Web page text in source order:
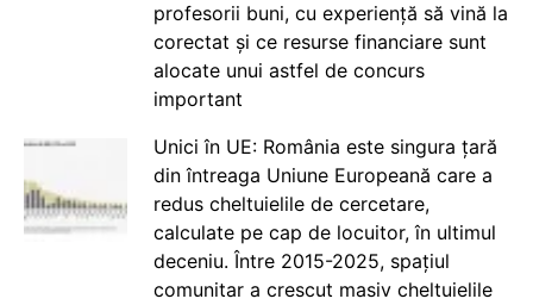
profesorii buni, cu experiență să vină la
corectat și ce resurse financiare sunt
alocate unui astfel de concurs
important
Unici în UE: România este singura țară
din întreaga Uniune Europeană care a
redus cheltuielile de cercetare,
calculate pe cap de locuitor, în ultimul
deceniu. Între 2015-2025, spațiul
comunitar a crescut masiv cheltuielile